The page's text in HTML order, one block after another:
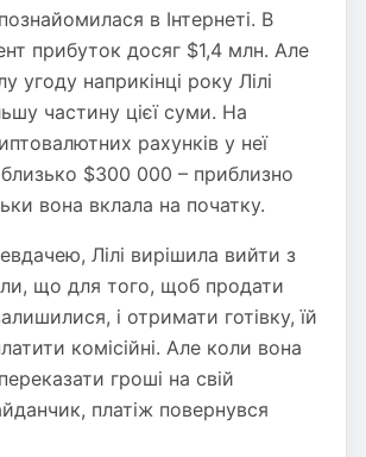
в Інтернеті. В
прибуток досяг $1,4 млн. Але
угоду наприкінці року Лілі
частину цієї суми. На
рахунків у неї
$300 000 – приблизно
вона вклала на початку.
Лілі вирішила вийти з
що для того, щоб продати
і отримати готівку, їй
комісійні. Але коли вона
гроші на свій
платіж повернувся